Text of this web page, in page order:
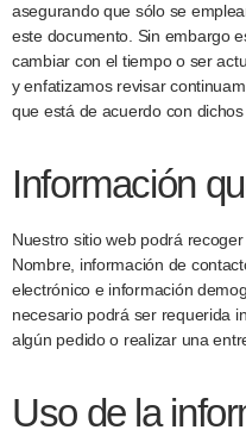
asegurando que sólo se
este documento. Sin embargo
cambiar con el tiempo o ser
y enfatizamos revisar
que está de acuerdo con dichos
Información
Nuestro sitio web podrá
Nombre, información de
electrónico e información
necesario podrá ser requerida
algún pedido o realizar una
Uso de la